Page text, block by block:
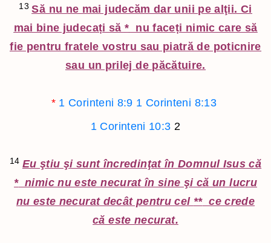
13 Să nu ne mai judecăm dar unii pe alţii. Ci
mai bine judecați să* nu faceți nimic care să
fie pentru fratele vostru sau piatră de poticnire
sau un prilej de păcătuire.
* 1 Corinteni 8:9 1 Corinteni 8:13
1 Corinteni 10:3 2
14 Eu ştiu şi sunt încredinţat în Domnul Isus că
*nimic nu este necurat în sine şi că un lucru
nu este necurat decât pentru cel **ce crede
că este necurat.